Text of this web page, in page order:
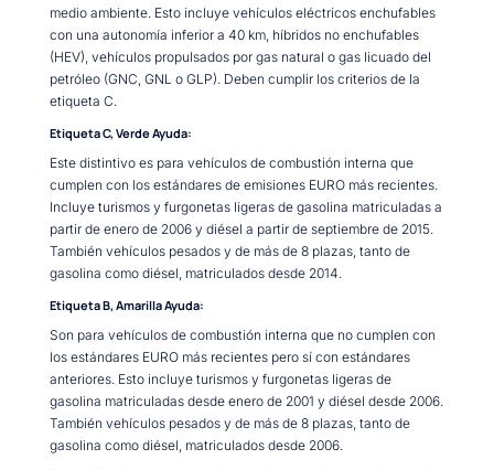
medio ambiente. Esto incluye vehículos eléctricos enchufables
con una autonomía inferior a 40 km, híbridos no enchufables
(HEV), vehículos propulsados por gas natural o gas licuado del
petróleo (GNC, GNL o GLP). Deben cumplir los criterios de la
etiqueta C.
Etiqueta C, Verde Ayuda:
Este distintivo es para vehículos de combustión interna que
cumplen con los estándares de emisiones EURO más recientes.
Incluye turismos y furgonetas ligeras de gasolina matriculadas a
partir de enero de 2006 y diésel a partir de septiembre de 2015.
También vehículos pesados y de más de 8 plazas, tanto de
gasolina como diésel, matriculados desde 2014.
Etiqueta B, Amarilla Ayuda:
Son para vehículos de combustión interna que no cumplen con
los estándares EURO más recientes pero sí con estándares
anteriores. Esto incluye turismos y furgonetas ligeras de
gasolina matriculadas desde enero de 2001 y diésel desde 2006.
También vehículos pesados y de más de 8 plazas, tanto de
gasolina como diésel, matriculados desde 2006.